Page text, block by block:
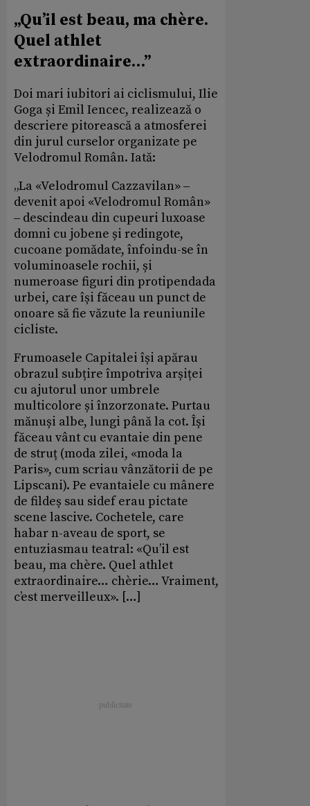
„Qu’il est beau, ma chère.
Quel athlet
extraordinaire…”
Doi mari iubitori ai ciclismului, Ilie
Goga și Emil Iencec, realizează o
descriere pitorească a atmosferei
din jurul curselor organizate pe
Velodromul Român. Iată:
„La «Velodromul Cazzavilan» ‒
devenit apoi «Velodromul Român»
‒ descindeau din cupeuri luxoase
domni cu jobene și redingote,
cucoane pomădate, înfoindu-se în
voluminoasele rochii, și
numeroase figuri din protipendada
urbei, care își făceau un punct de
onoare să fie văzute la reuniunile
cicliste.
Frumoasele Capitalei își apărau
obrazul subțire împotriva arșiței
cu ajutorul unor umbrele
multicolore și înzorzonate. Purtau
mănuși albe, lungi până la cot. Își
făceau vânt cu evantaie din pene
de struț (moda zilei, «moda la
Paris», cum scriau vânzătorii de pe
Lipscani). Pe evantaiele cu mânere
de fildeș sau sidef erau pictate
scene lascive. Cochetele, care
habar n-aveau de sport, se
entuziasmau teatral: «Qu’il est
beau, ma chère. Quel athlet
extraordinaire… chèrie… Vraiment,
c’est merveilleux». […]